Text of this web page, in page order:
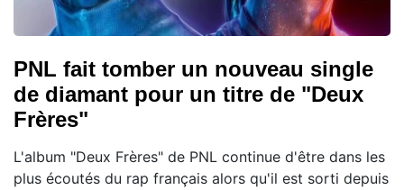
PNL fait tomber un nouveau single
de diamant pour un titre de "Deux
Frères"
L'album "Deux Frères" de PNL continue d'être dans les
plus écoutés du rap français alors qu'il est sorti depuis